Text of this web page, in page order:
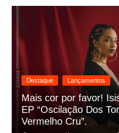
Destaque Lançamentos
Rashid vai buscar
referencias do clipe
música